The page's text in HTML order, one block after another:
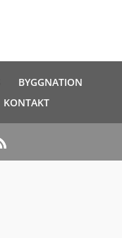
BYGGNATION
KONTAKT